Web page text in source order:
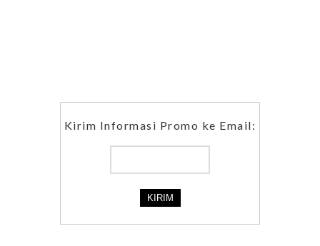
Kirim Informasi Promo ke Email: